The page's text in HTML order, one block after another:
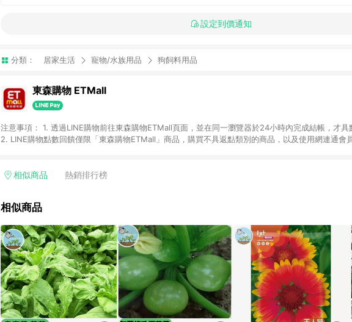
設定到價通知
分類： 居家生活 寵物/水族用品 狗飼料用品
東森購物 ETMall
注意事項： 1. 透過LINE購物前往東森購物ETMall頁面，並在同一瀏覽器於24小時內完成結帳，才具
2. LINE購物點數回饋僅限「東森購物ETMall」商品，購買不具返點類別的商品，以及使用網連通會
「草莓網」全館商品。 4. 如取消訂單、退貨、退款或購物中登出東森購物ETMall，將無法獲得點數
面顯示為準。 7. LINE購物設有「單一商品最高回饋點數」機制(特殊活動時開放「回饋無上限」)，以
品資料更新會有時間差，如顯示之商品規格、顏色、價位、贈品與東森購物ETMall銷售網頁不符，
準。 9. 若有贈點爭議，請務必於訂單日期+180天以內至LINE購物客服洽詢；若超過180天(含)以上
贈點回饋。 10. 部分點數紅包僅限指定商品使用，或不適用於無回饋商品。各點數紅包之適用商品
紅包頁面規則為準。
相似商品 熱銷排行榜
相似商品